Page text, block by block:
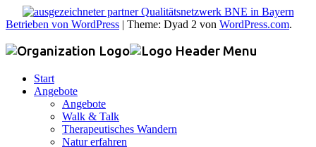
Betrieben von WordPress | Theme: Dyad 2 von WordPress.com.
Start
Angebote
Angebote
Walk & Talk
Therapeutisches Wandern
Natur erfahren